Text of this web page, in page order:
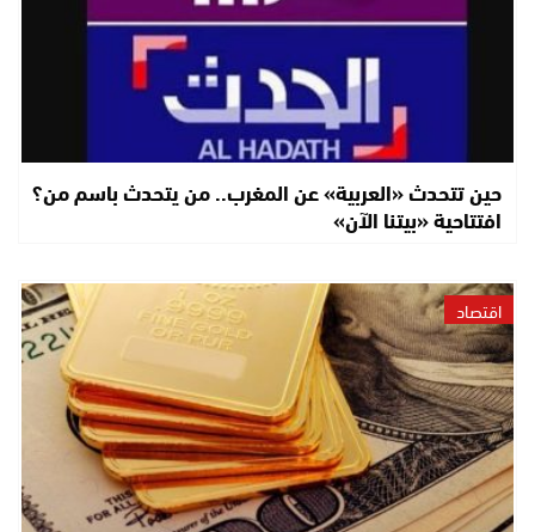
حين تتحدث «العربية» عن المغرب.. من يتحدث باسم من؟
افتتاحية «بيتنا الآن»
اقتصاد